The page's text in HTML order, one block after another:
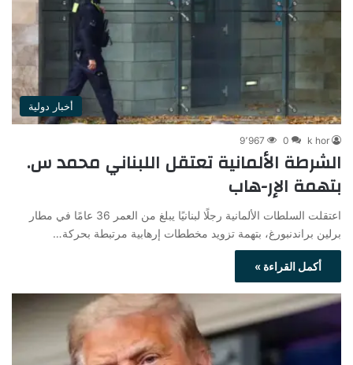
أخبار دولية
k hor
0 9٬967
الشرطة الألمانية تعتقل اللبناني محمد س.
بتهمة الإر-هاب
اعتقلت السلطات الألمانية رجلًا لبنانيًا يبلغ من العمر 36 عامًا في مطار
برلين براندنبورغ، بتهمة تزويد مخططات إرهابية مرتبطة بحركة…
أكمل القراءة »